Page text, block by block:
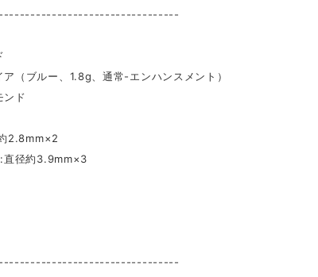
ルー、1.8g、通常-エンハンスメント）
ド
約3.9mm×3